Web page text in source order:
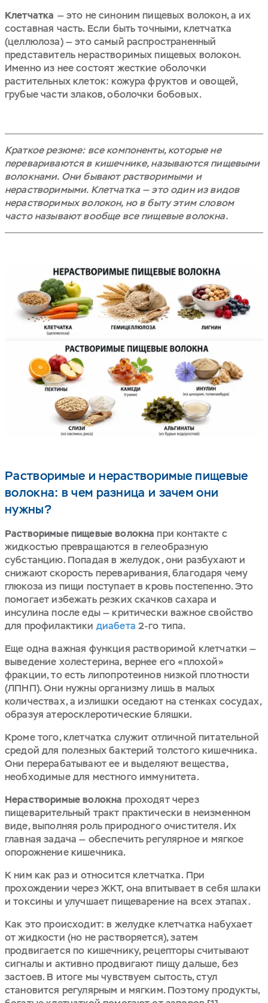
Клетчатка — это не синоним пищевых волокон, а их
составная часть. Если быть точными, клетчатка
(целлюлоза) — это самый распространенный
представитель нерастворимых пищевых волокон.
Именно из нее состоят жесткие оболочки
растительных клеток: кожура фруктов и овощей,
грубые части злаков, оболочки бобовых.
Краткое резюме: все компоненты, которые не
перевариваются в кишечнике, называются пищевыми
волокнами. Они бывают растворимыми и
нерастворимыми. Клетчатка — это один из видов
нерастворимых волокон, но в быту этим словом
часто называют вообще все пищевые волокна.
Растворимые и нерастворимые пищевые
волокна: в чем разница и зачем они
нужны?
Растворимые пищевые волокна при контакте с
жидкостью превращаются в гелеобразную
субстанцию. Попадая в желудок, они разбухают и
снижают скорость переваривания, благодаря чему
глюкоза из пищи поступает в кровь постепенно. Это
помогает избежать резких скачков сахара и
инсулина после еды — критически важное свойство
для профилактики диабета 2-го типа.
Еще одна важная функция растворимой клетчатки —
выведение холестерина, вернее его «плохой»
фракции, то есть липопротеинов низкой плотности
(ЛПНП). Они нужны организму лишь в малых
количествах, а излишки оседают на стенках сосудах,
образуя атеросклеротические бляшки.
Кроме того, клетчатка служит отличной питательной
средой для полезных бактерий толстого кишечника.
Они перерабатывают ее и выделяют вещества,
необходимые для местного иммунитета.
Нерастворимые волокна проходят через
пищеварительный тракт практически в неизменном
виде, выполняя роль природного очистителя. Их
главная задача — обеспечить регулярное и мягкое
опорожнение кишечника.
К ним как раз и относится клетчатка. При
прохождении через ЖКТ, она впитывает в себя шлаки
и токсины и улучшает пищеварение на всех этапах.
Как это происходит: в желудке клетчатка набухает
от жидкости (но не растворяется), затем
продвигается по кишечнику, рецепторы считывают
сигналы и активно продвигают пищу дальше, без
застоев. В итоге мы чувствуем сытость, стул
становится регулярным и мягким. Поэтому продукты,